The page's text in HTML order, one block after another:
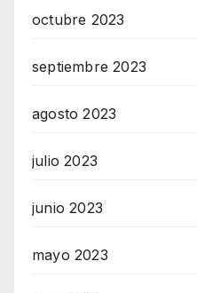
octubre 2023
septiembre 2023
agosto 2023
julio 2023
junio 2023
mayo 2023